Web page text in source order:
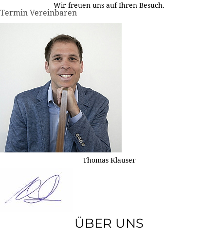
Wir freuen uns auf Ihren Besuch.
Termin Vereinbaren
Thomas Klauser
ÜBER UNS